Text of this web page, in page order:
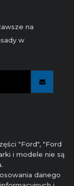
na
w
"Ford", "Ford
i modele nie są
danego